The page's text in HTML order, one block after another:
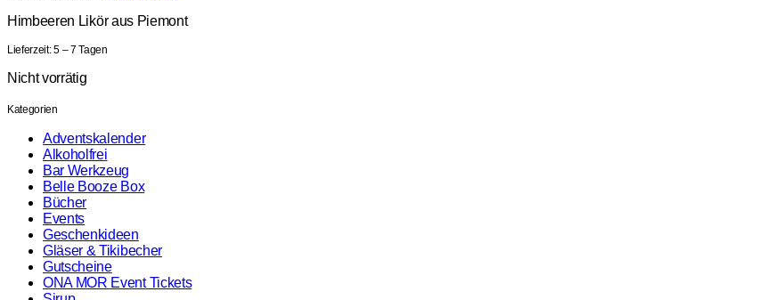
Himbeeren Likör aus Piemont
Lieferzeit:5 – 7 Tagen
Nicht vorrätig
Kategorien
Adventskalender
Alkoholfrei
Bar Werkzeug
Belle Booze Box
Bücher
Events
Geschenkideen
Gläser & Tikibecher
Gutscheine
ONA MOR Event Tickets